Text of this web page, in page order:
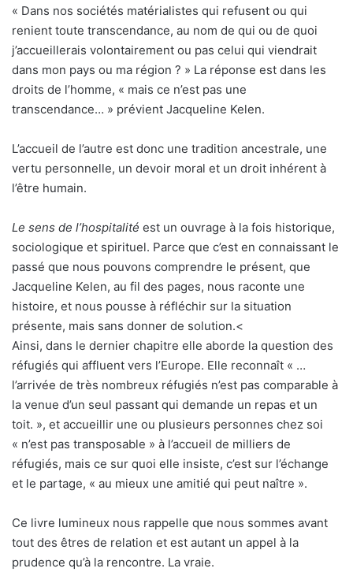
« Dans nos sociétés matérialistes qui refusent ou qui
renient toute transcendance, au nom de qui ou de quoi
j’accueillerais volontairement ou pas celui qui viendrait
dans mon pays ou ma région ? » La réponse est dans les
droits de l’homme, « mais ce n’est pas une
transcendance… » prévient Jacqueline Kelen.
L’accueil de l’autre est donc une tradition ancestrale, une
vertu personnelle, un devoir moral et un droit inhérent à
l’être humain.
Le sens de l’hospitalité est un ouvrage à la fois historique,
sociologique et spirituel. Parce que c’est en connaissant le
passé que nous pouvons comprendre le présent, que
Jacqueline Kelen, au fil des pages, nous raconte une
histoire, et nous pousse à réfléchir sur la situation
présente, mais sans donner de solution.<
Ainsi, dans le dernier chapitre elle aborde la question des
réfugiés qui affluent vers l’Europe. Elle reconnaît « …
l’arrivée de très nombreux réfugiés n’est pas comparable à
la venue d’un seul passant qui demande un repas et un
toit. », et accueillir une ou plusieurs personnes chez soi
« n’est pas transposable » à l’accueil de milliers de
réfugiés, mais ce sur quoi elle insiste, c’est sur l’échange
et le partage, « au mieux une amitié qui peut naître ».
Ce livre lumineux nous rappelle que nous sommes avant
tout des êtres de relation et est autant un appel à la
prudence qu’à la rencontre. La vraie.